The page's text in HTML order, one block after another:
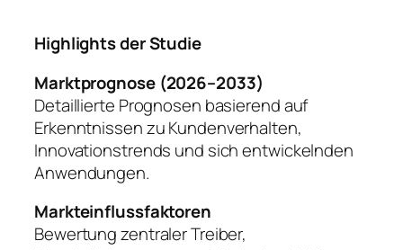
Highlights der Studie
Marktprognose (2026–2033)
Detaillierte Prognosen basierend auf
Erkenntnissen zu Kundenverhalten,
Innovationstrends und sich entwickelnden
Anwendungen.
Markteinflussfaktoren
Bewertung zentraler Treiber,